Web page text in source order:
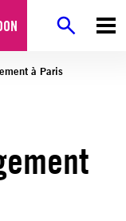
à Paris